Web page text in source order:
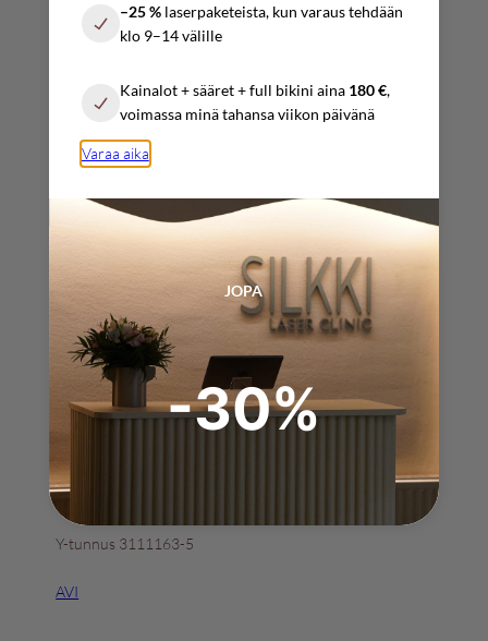
–25 % laserpaketeista, kun varaus tehdään
klo 9–14 välille
Kainalot + sääret + full bikini aina 180 €,
voimassa minä tahansa viikon päivänä
Varaa aika
JOPA
-30%
Lauantai
Sunnuntai
YHTEYSTIEDOT
info@silkkilaserclinic.fi
varaukset@silkkilaserclinic.fi
+358 (0) 4517 319 09
Y-tunnus 3111163-5
AVI